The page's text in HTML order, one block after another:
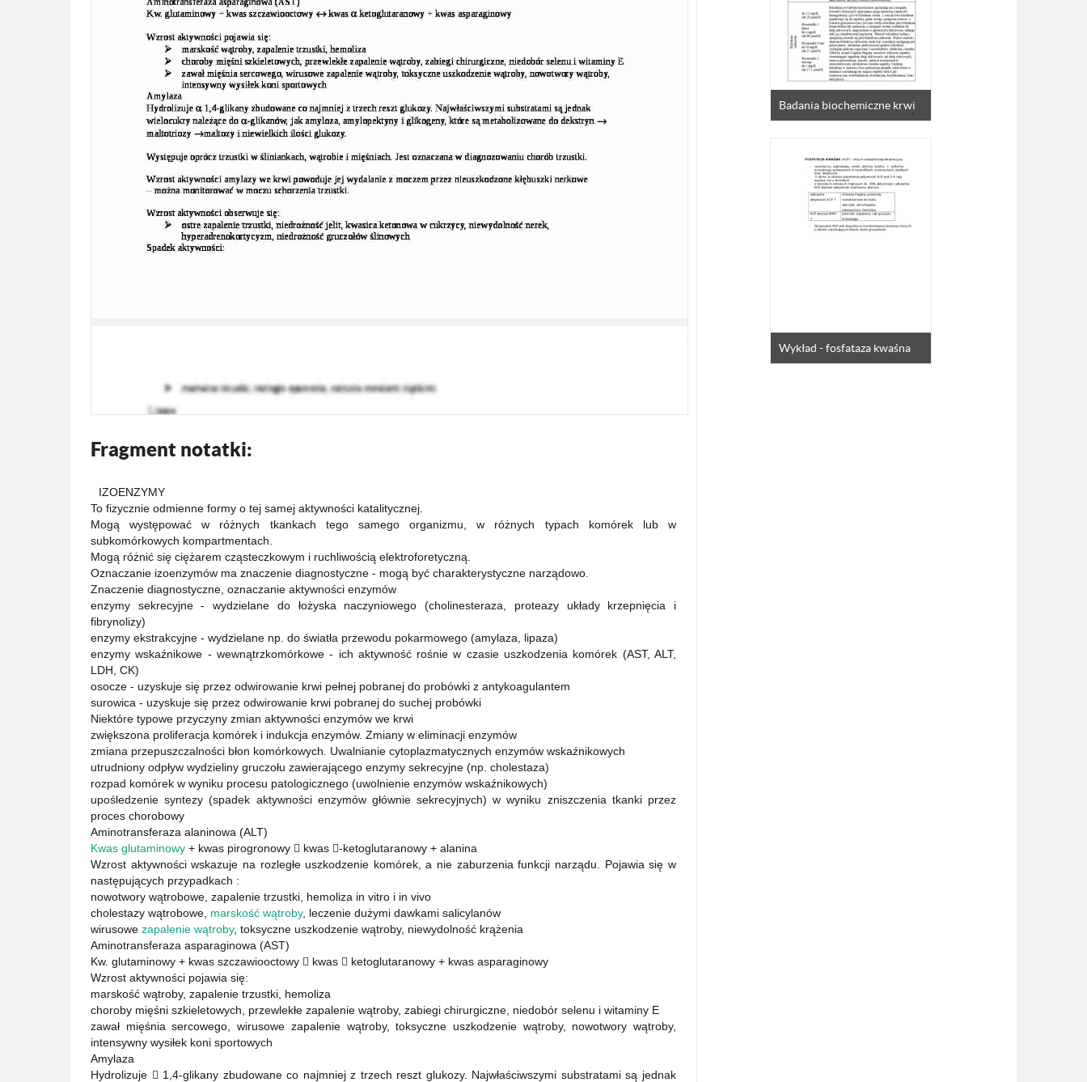
Fragment notatki:
IZOENZYMY
To fizycznie odmienne formy o tej samej aktywności katalitycznej.
Mogą występować w różnych tkankach tego samego organizmu, w różnych typach komórek lub w
subkomórkowych kompartmentach.
Mogą różnić się ciężarem cząsteczkowym i ruchliwością elektroforetyczną.
Oznaczanie izoenzymów ma znaczenie diagnostyczne - mogą być charakterystyczne narządowo.
Znaczenie diagnostyczne, oznaczanie aktywności enzymów
enzymy sekrecyjne - wydzielane do łożyska naczyniowego (cholinesteraza, proteazy układy krzepnięcia i
fibrynolizy)
enzymy ekstrakcyjne - wydzielane np. do światła przewodu pokarmowego (amylaza, lipaza)
enzymy wskaźnikowe - wewnątrzkomórkowe - ich aktywność rośnie w czasie uszkodzenia komórek (AST, ALT,
LDH, CK)
osocze - uzyskuje się przez odwirowanie krwi pełnej pobranej do probówki z antykoagulantem
surowica - uzyskuje się przez odwirowanie krwi pobranej do suchej probówki
Niektóre typowe przyczyny zmian aktywności enzymów we krwi
zwiększona proliferacja komórek i indukcja enzymów. Zmiany w eliminacji enzymów
zmiana przepuszczalności błon komórkowych. Uwalnianie cytoplazmatycznych enzymów wskaźnikowych
utrudniony odpływ wydzieliny gruczołu zawierającego enzymy sekrecyjne (np. cholestaza)
rozpad komórek w wyniku procesu patologicznego (uwolnienie enzymów wskaźnikowych)
upośledzenie syntezy (spadek aktywności enzymów głównie sekrecyjnych) w wyniku zniszczenia tkanki przez
proces chorobowy
Aminotransferaza alaninowa (ALT)
Kwas glutaminowy + kwas pirogronowy  kwas -ketoglutaranowy + alanina
Wzrost aktywności wskazuje na rozległe uszkodzenie komórek, a nie zaburzenia funkcji narządu. Pojawia się w
następujących przypadkach :
nowotwory wątrobowe, zapalenie trzustki, hemoliza in vitro i in vivo
cholestazy wątrobowe, marskość wątroby, leczenie dużymi dawkami salicylanów
wirusowe zapalenie wątroby, toksyczne uszkodzenie wątroby, niewydolność krążenia
Aminotransferaza asparaginowa (AST)
Kw. glutaminowy + kwas szczawiooctowy  kwas  ketoglutaranowy + kwas asparaginowy
Wzrost aktywności pojawia się:
marskość wątroby, zapalenie trzustki, hemoliza
choroby mięśni szkieletowych, przewlekłe zapalenie wątroby, zabiegi chirurgiczne, niedobór selenu i witaminy E
zawał mięśnia sercowego, wirusowe zapalenie wątroby, toksyczne uszkodzenie wątroby, nowotwory wątroby,
intensywny wysiłek koni sportowych
Amylaza
Hydrolizuje  1,4-glikany zbudowane co najmniej z trzech reszt glukozy. Najwłaściwszymi substratami są jednak
Badania biochemiczne krwi
Wykład - fosfataza kwaśna